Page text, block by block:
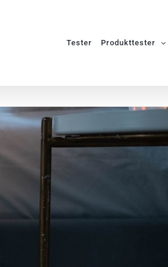
Tester Produkttester